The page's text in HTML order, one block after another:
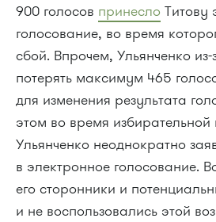
900 голосов принесло Титову
голосование, во время
сбой. Впрочем, Ульянченко
потерять максимум 465
для изменения результата
этом во время
Ульянченко неоднократно
в электронное голосование.
его сторонники и
и не воспользовались этой